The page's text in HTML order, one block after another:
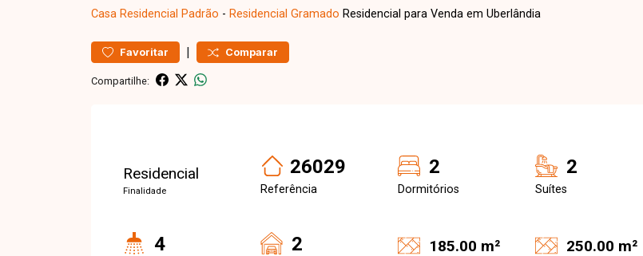
Casa Residencial Padrão - Residencial Gramado Residencial para Venda em Uberlândia
Favoritar | Comparar
Compartilhe:
Residencial
Finalidade
26029
Referência
2
Dormitórios
2
Suítes
4 2 185.00 m² 250.00 m²